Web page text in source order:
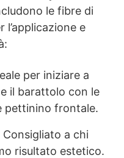
le fibre di
l’applicazione e
per iniziare a
il barattolo con le
pettinino frontale.
Consigliato a chi
risultato estetico.